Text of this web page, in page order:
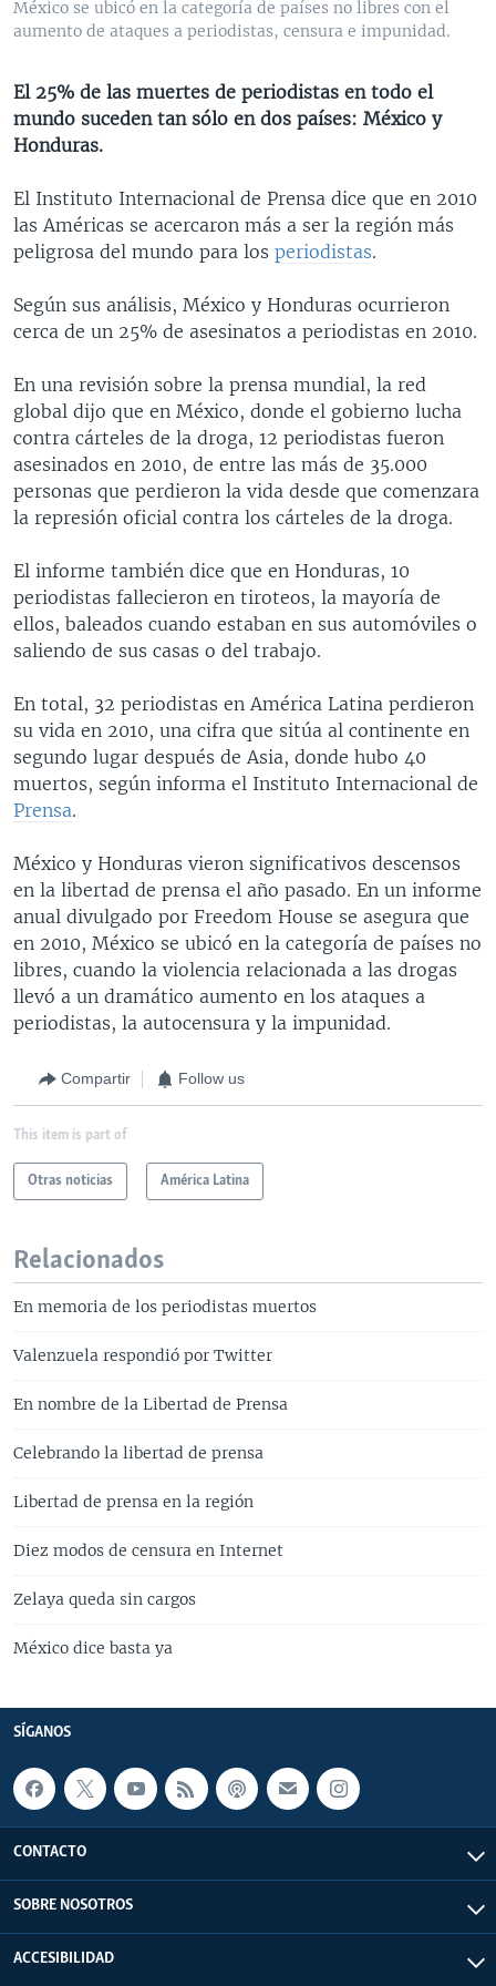
VENEZUELA
NICARAGUA
ECONOMÍA
TECNOLOGÍA
DEPORTES
MULTIMEDIA
FOTOGRAFÍA
AUDIOS
EL MUNDO AL DÍA
FORO INTERAMERICANO
LAS CLAVES
PANORAMA
RADIO
AVANCE INFORMATIVO
BUENOS DÍAS AMÉRICA
ESTADOS UNIDOS AL DÍA
EL MUNDO AL DÍA [RADIO]
FORO [RADIO]
DEPORTIVO INTERNACIONAL
NOTA ECONÓMICA
ENTRETENIMIENTO
DIRECT
Learning English
SÍGANOS
Idiomas
México se ubicó en la categoría de países no libres con el
aumento de ataques a periodistas, censura e impunidad.
El 25% de las muertes de periodistas en todo el
mundo suceden tan sólo en dos países: México y
Honduras.
El Instituto Internacional de Prensa dice que en 2010
las Américas se acercaron más a ser la región más
peligrosa del mundo para los periodistas.
Según sus análisis, México y Honduras ocurrieron
cerca de un 25% de asesinatos a periodistas en 2010.
En una revisión sobre la prensa mundial, la red
global dijo que en México, donde el gobierno lucha
contra cárteles de la droga, 12 periodistas fueron
asesinados en 2010, de entre las más de 35.000
personas que perdieron la vida desde que comenzara
la represión oficial contra los cárteles de la droga.
El informe también dice que en Honduras, 10
periodistas fallecieron en tiroteos, la mayoría de
ellos, baleados cuando estaban en sus automóviles o
saliendo de sus casas o del trabajo.
En total, 32 periodistas en América Latina perdieron
su vida en 2010, una cifra que sitúa al continente en
segundo lugar después de Asia, donde hubo 40
muertos, según informa el Instituto Internacional de
Prensa.
México y Honduras vieron significativos descensos
en la libertad de prensa el año pasado. En un informe
anual divulgado por Freedom House se asegura que
en 2010, México se ubicó en la categoría de países no
libres, cuando la violencia relacionada a las drogas
llevó a un dramático aumento en los ataques a
periodistas, la autocensura y la impunidad.
Compartir Follow us
This item is part of
Otras noticias América Latina
Relacionados
En memoria de los periodistas muertos
Valenzuela respondió por Twitter
En nombre de la Libertad de Prensa
Celebrando la libertad de prensa
Libertad de prensa en la región
Diez modos de censura en Internet
Zelaya queda sin cargos
México dice basta ya
SÍGANOS
CONTACTO
SOBRE NOSOTROS
ACCESIBILIDAD